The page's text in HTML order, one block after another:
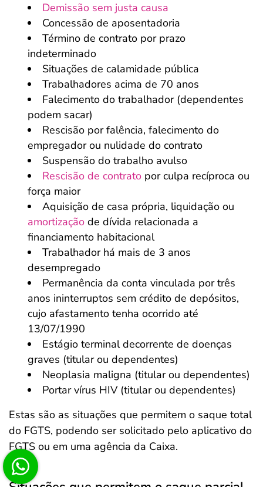
Demissão sem justa causa
Concessão de aposentadoria
Término de contrato por prazo
indeterminado
Situações de calamidade pública
Trabalhadores acima de 70 anos
Falecimento do trabalhador (dependentes
podem sacar)
Rescisão por falência, falecimento do
empregador ou nulidade do contrato
Suspensão do trabalho avulso
Rescisão de contrato por culpa recíproca ou
força maior
Aquisição de casa própria, liquidação ou
amortização de dívida relacionada a
financiamento habitacional
Trabalhador há mais de 3 anos
desempregado
Permanência da conta vinculada por três
anos ininterruptos sem crédito de depósitos,
cujo afastamento tenha ocorrido até
13/07/1990
Estágio terminal decorrente de doenças
graves (titular ou dependentes)
Neoplasia maligna (titular ou dependentes)
Portar vírus HIV (titular ou dependentes)
Estas são as situações que permitem o saque total
do FGTS, podendo ser solicitado pelo aplicativo do
FGTS ou em uma agência da Caixa.